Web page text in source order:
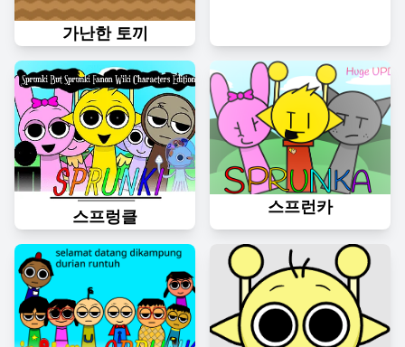
가난한 토끼
스프렁클
스프런카